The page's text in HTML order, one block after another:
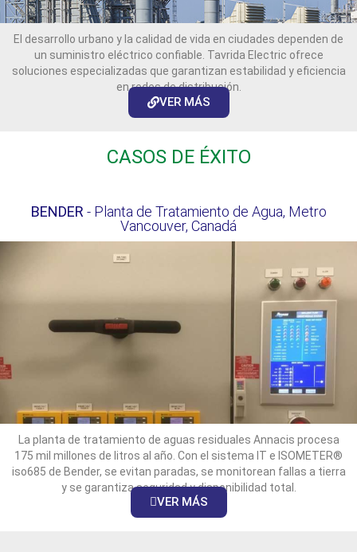
El desarrollo urbano y la calidad de vida en ciudades dependen de
un suministro eléctrico confiable. Tavrida Electric ofrece
soluciones especializadas que garantizan estabilidad y eficiencia
en redes de distribución.
VER MÁS
CASOS DE ÉXITO
BENDER - Planta de Tratamiento de Agua, Metro
Vancouver, Canadá
La planta de tratamiento de aguas residuales Annacis procesa
175 mil millones de litros al año. Con el sistema IT e ISOMETER®
iso685 de Bender, se evitan paradas, se monitorean fallas a tierra
y se garantiza seguridad y disponibilidad total.
VER MÁS